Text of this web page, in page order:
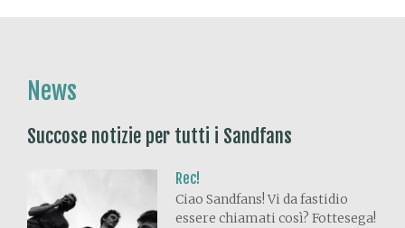
News
Succose notizie per tutti i Sandfans
Rec!
Ciao Sandfans! Vi da fastidio
essere chiamati così? Fottesega!